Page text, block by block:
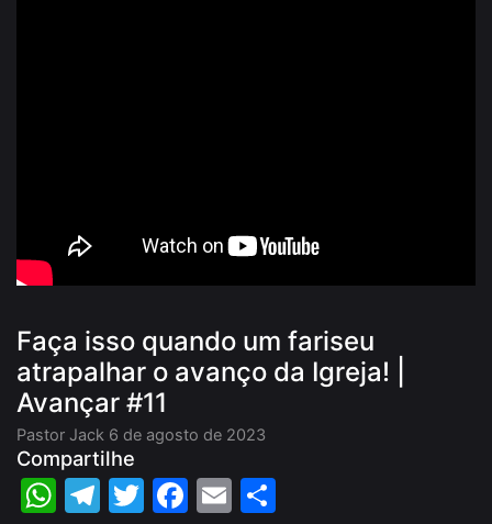
Faça isso quando um fariseu
atrapalhar o avanço da Igreja! |
Avançar #11
Pastor Jack 6 de agosto de 2023
Compartilhe
WhatsApp
Telegram
Twitter
Facebook
Email